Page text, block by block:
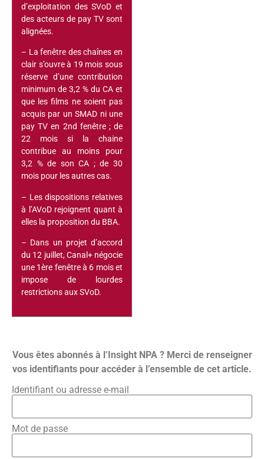
d’exploitation des SVoD et
des acteurs de pay TV sont
alignées.
– La fenêtre des chaînes en
clair s’ouvre à 19 mois sous
réserve d’une contribution
minimum de 3,2 % du CA et
que les films ne soient pas
acquis par un SMAD ni une
pay TV en 2nd fenêtre ; de
22 mois si la chaine
contribue au moins pour
3,2 % de son CA ; de 30
mois pour les autres cas.
– Les dispositions relatives
à l’AVoD rejoignent quant à
elles la proposition du BBA.
– Dans un projet d’accord
du 12 juillet, Canal+ négocie
une 1ère fenêtre à 6 mois et
impose de lourdes
restrictions aux SVoD.
Vous êtes abonnés à l’Insight NPA ? Merci de renseigner
vos identifiants pour accéder à l’ensemble de cet article.
Identifiant ou adresse e-mail
Mot de passe